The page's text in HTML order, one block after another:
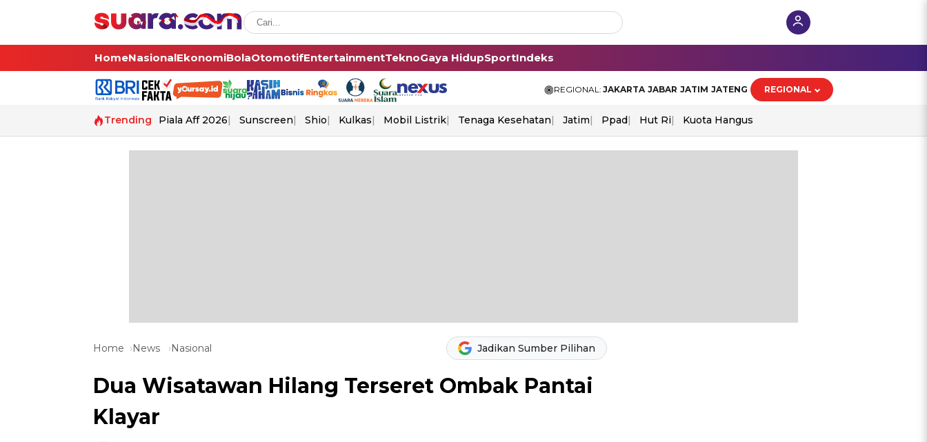
HomeNasionalEkonomiBolaOtomotifEntertainmentTeknoGaya HidupSportIndeks
REGIONAL: JAKARTA JABAR JATIM JATENG REGIONAL
Trending Piala Aff 2026 Sunscreen Shio Kulkas Mobil Listrik Tenaga Kesehatan Jatim Ppad Hut Ri Kuota Hangus
Home News Nasional Jadikan Sumber Pilihan
Dua Wisatawan Hilang Terseret Ombak Pantai
Klayar